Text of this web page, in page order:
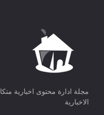
مجلة ادارة محتوى اخبارية
الاخبارية